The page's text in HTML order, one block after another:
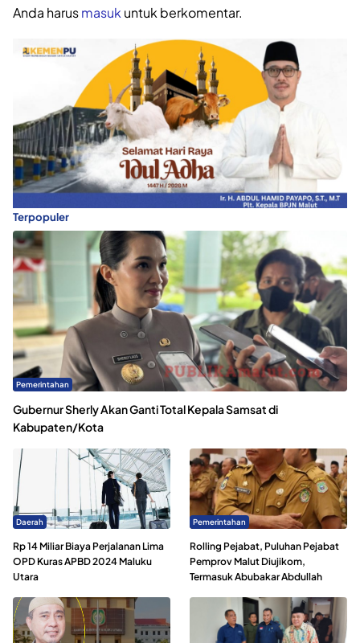
Anda harusmasuk untuk berkomentar.
Terpopuler
Pemerintahan
Gubernur Sherly Akan Ganti Total Kepala Samsat di
Kabupaten/Kota
Daerah
Rp 14 Miliar Biaya Perjalanan Lima
OPD Kuras APBD 2024 Maluku
Utara
Pemerintahan
Rolling Pejabat, Puluhan Pejabat
Pemprov Malut Diujikom,
Termasuk Abubakar Abdullah